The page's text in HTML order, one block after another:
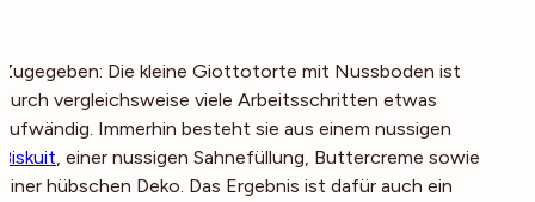
Zugegeben: Die kleine Giottotorte mit Nussboden ist
durch vergleichsweise viele Arbeitsschritten etwas
aufwändig. Immerhin besteht sie aus einem nussigen
Biskuit, einer nussigen Sahnefüllung, Buttercreme sowie
einer hübschen Deko. Das Ergebnis ist dafür auch ein